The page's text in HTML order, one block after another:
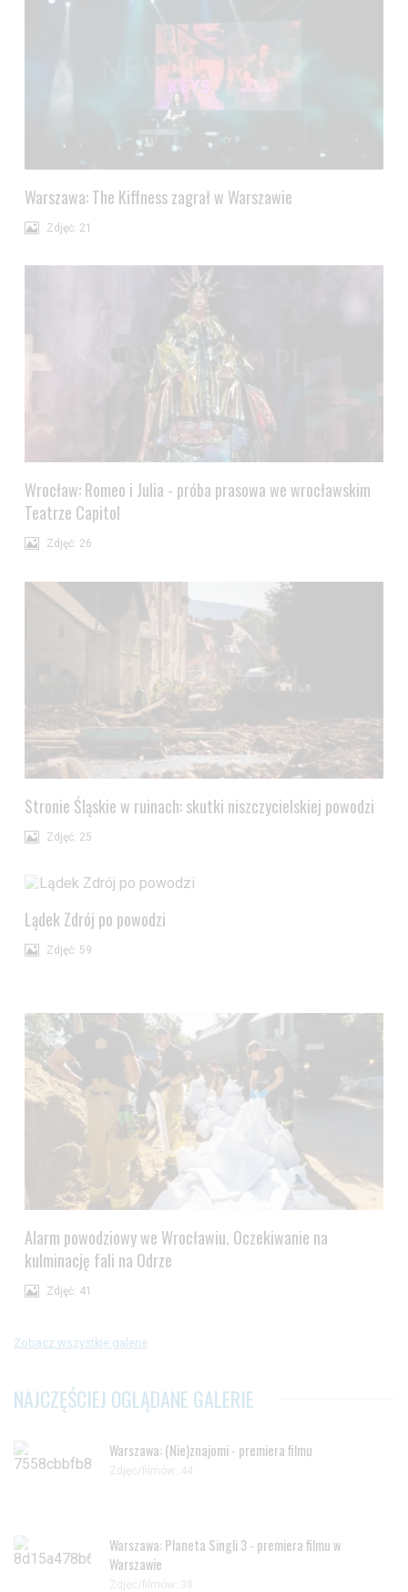
Warszawa: The Kiffness zagrał w Warszawie
Zdjęć: 21
Wrocław: Romeo i Julia - próba prasowa we wrocławskim
Teatrze Capitol
Zdjęć: 26
Stronie Śląskie w ruinach: skutki niszczycielskiej powodzi
Zdjęć: 25
Lądek Zdrój po powodzi
Zdjęć: 59
Alarm powodziowy we Wrocławiu. Oczekiwanie na
kulminację fali na Odrze
Zdjęć: 41
Zobacz wszystkie galerie
NAJCZĘŚCIEJ OGLĄDANE GALERIE
Warszawa: (Nie)znajomi - premiera filmu
Zdjęc/filmów: 44
Warszawa: Planeta Singli 3 - premiera filmu w
Warszawie
Zdjęc/filmów: 38